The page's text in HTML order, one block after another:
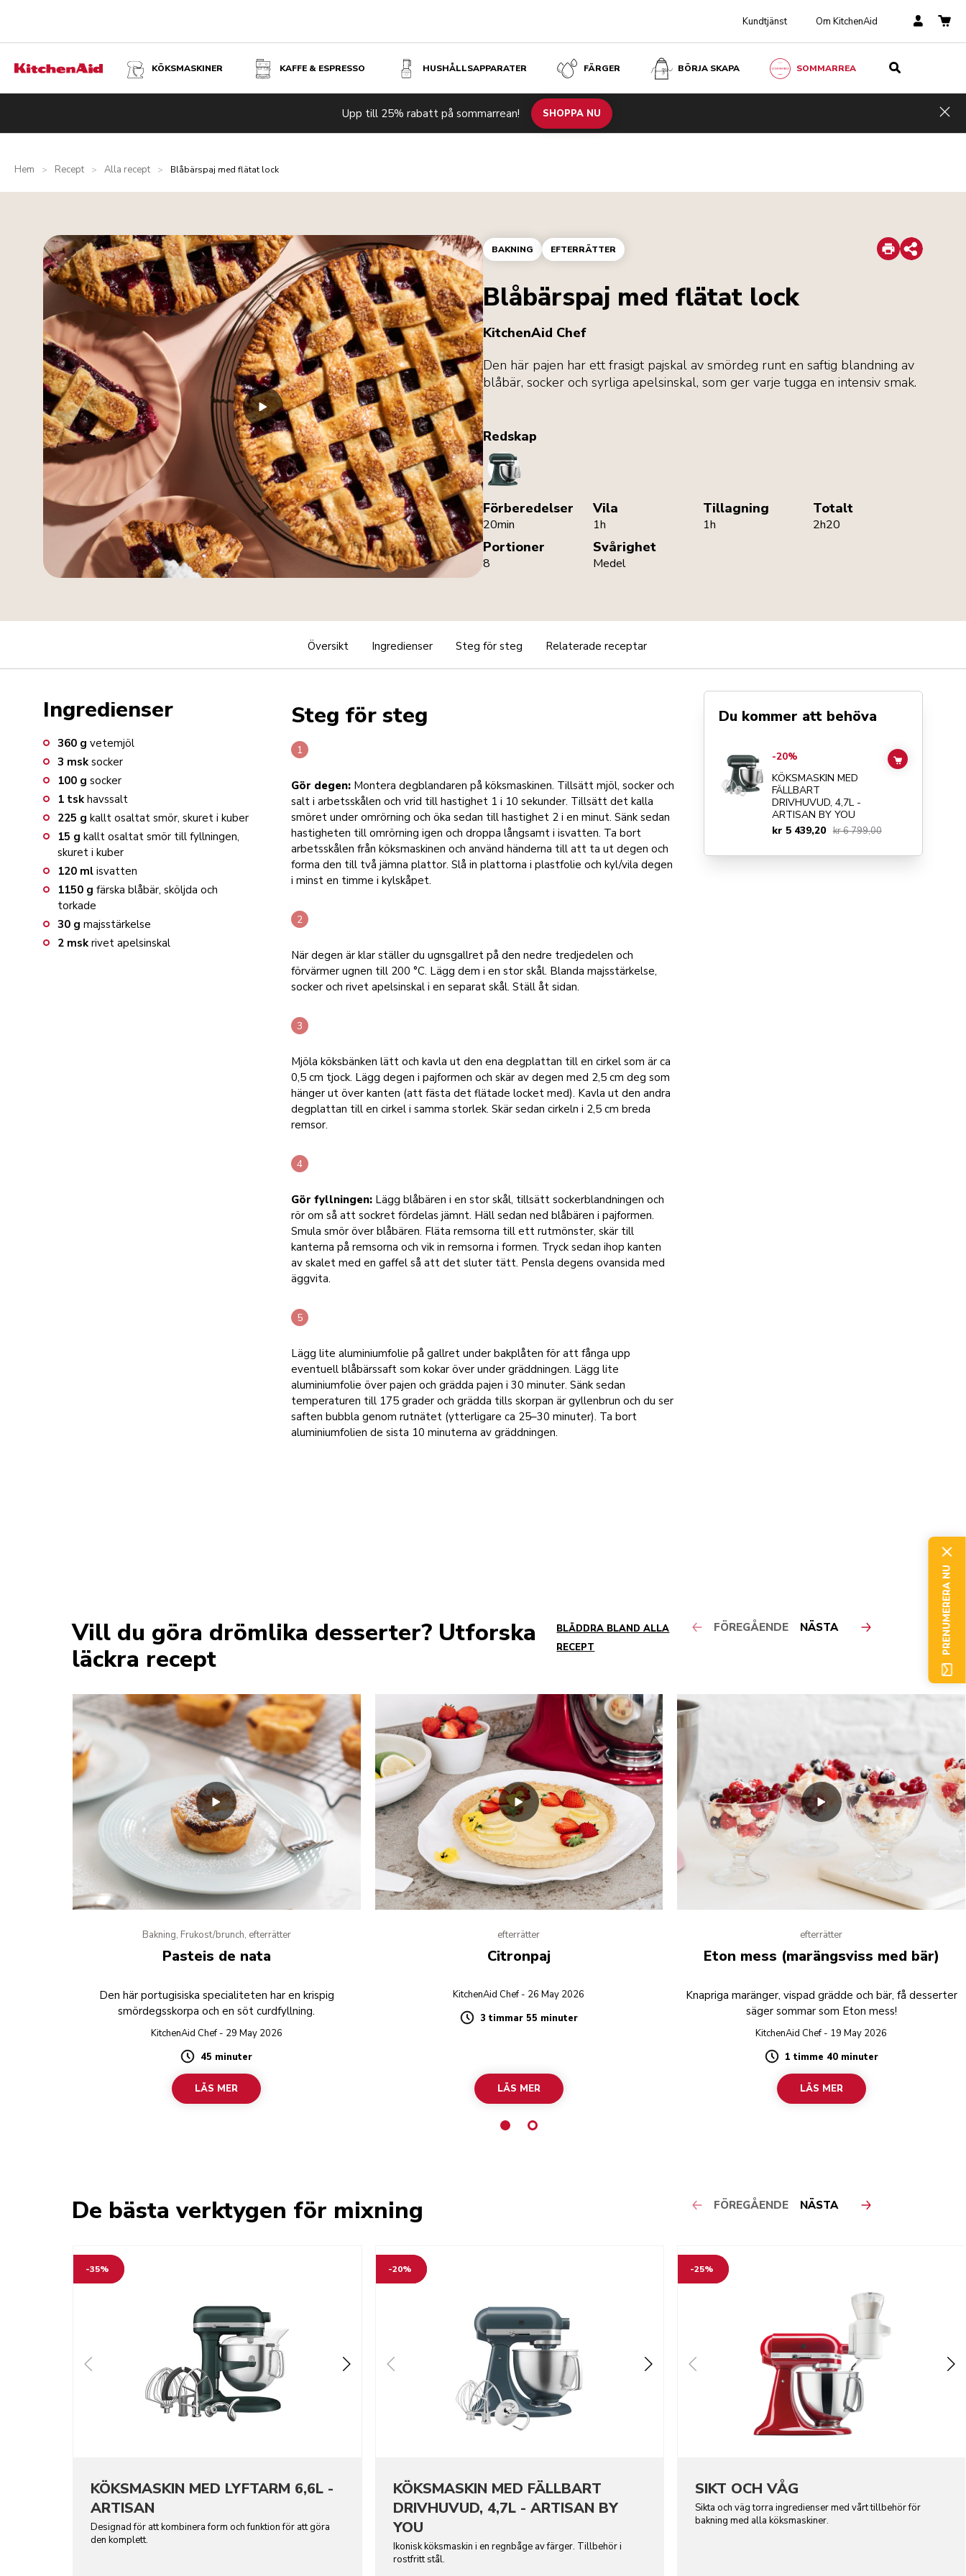
Kundtjänst Om KitchenAid
KÖKSMASKINER KAFFE & ESPRESSO HUSHÅLLSAPPARATER FÄRGER BÖRJA SKAPA SOMMARREA
Upp till 25% rabatt på sommarrean! SHOPPA NU
Hem > Recept > Alla recept > Blåbärspaj med flätat lock
BAKNING EFTERRÄTTER Print
Share
Blåbärspaj med flätat lock
KitchenAid Chef
Den här pajen har ett frasigt pajskal av smördeg runt en saftig blandning av
blåbär, socker och syrliga apelsinskal, som ger varje tugga en intensiv smak.
Redskap
StandMixer
Förberedelser
20min
Vila
1h
Tillagning
1h
Totalt
2h20
Portioner
8
Svårighet
Medel
Översikt Ingredienser Steg för steg Relaterade receptar
Ingredienser
360 g vetemjöl
3 msk socker
100 g socker
1 tsk havssalt
225 g kallt osaltat smör, skuret i kuber
15 g kallt osaltat smör till fyllningen,
skuret i kuber
120 ml isvatten
1150 g färska blåbär, sköljda och
torkade
30 g majsstärkelse
2 msk rivet apelsinskal
Steg för steg
Gör degen: Montera degblandaren på köksmaskinen. Tillsätt mjöl, socker och
salt i arbetsskålen och vrid till hastighet 1 i 10 sekunder. Tillsätt det kalla
smöret under omrörning och öka sedan till hastighet 2 i en minut. Sänk sedan
hastigheten till omrörning igen och droppa långsamt i isvatten. Ta bort
arbetsskålen från köksmaskinen och använd händerna till att ta ut degen och
forma den till två jämna plattor. Slå in plattorna i plastfolie och kyl/vila degen
i minst en timme i kylskåpet.
När degen är klar ställer du ugnsgallret på den nedre tredjedelen och
förvärmer ugnen till 200 °C. Lägg dem i en stor skål. Blanda majsstärkelse,
socker och rivet apelsinskal i en separat skål. Ställ åt sidan.
Mjöla köksbänken lätt och kavla ut den ena degplattan till en cirkel som är ca
0,5 cm tjock. Lägg degen i pajformen och skär av degen med 2,5 cm deg som
hänger ut över kanten (att fästa det flätade locket med). Kavla ut den andra
degplattan till en cirkel i samma storlek. Skär sedan cirkeln i 2,5 cm breda
remsor.
Gör fyllningen: Lägg blåbären i en stor skål, tillsätt sockerblandningen och
rör om så att sockret fördelas jämnt. Häll sedan ned blåbären i pajformen.
Smula smör över blåbären. Fläta remsorna till ett rutmönster, skär till
kanterna på remsorna och vik in remsorna i formen. Tryck sedan ihop kanten
av skalet med en gaffel så att det sluter tätt. Pensla degens ovansida med
äggvita.
Lägg lite aluminiumfolie på gallret under bakplåten för att fånga upp
eventuell blåbärssaft som kokar över under gräddningen. Lägg lite
aluminiumfolie över pajen och grädda pajen i 30 minuter. Sänk sedan
temperaturen till 175 grader och grädda tills skorpan är gyllenbrun och du ser
saften bubbla genom rutnätet (ytterligare ca 25–30 minuter). Ta bort
aluminiumfolien de sista 10 minuterna av gräddningen.
Du kommer att behöva
Go toKÖKSMASKIN MED FÄLLBART DRIVHUVUD, 4,7L -
-20%
KÖKSMASKIN MED
FÄLLBART
DRIVHUVUD, 4,7L -
ARTISAN BY YOU
kr 5 439,20 kr 6 799,00
ADD TO CART
Vill du göra drömlika desserter? Utforska
läckra recept
BLÄDDRA BLAND ALLA
RECEPT
FÖREGÅENDE NÄSTA
Bakning, Frukost/brunch, efterrätter
Pasteis de nata
Den här portugisiska specialiteten har en krispig
smördegsskorpa och en söt curdfyllning.
KitchenAid Chef - 29 May 2026
Duration
45 minuter
LÄS MER
efterrätter
Citronpaj
KitchenAid Chef - 26 May 2026
Duration
3 timmar 55 minuter
LÄS MER
efterrätter
Eton mess (marängsviss med bär)
Knapriga maränger, vispad grädde och bär, få desserter
säger sommar som Eton mess!
KitchenAid Chef - 19 May 2026
Duration
1 timme 40 minuter
LÄS MER
De bästa verktygen för mixning FÖREGÅENDE NÄSTA
-35%
KÖKSMASKIN MED LYFTARM 6,6L -
ARTISAN
Designad för att kombinera form och funktion för att göra
den komplett.
-20%
KÖKSMASKIN MED FÄLLBART
DRIVHUVUD, 4,7L - ARTISAN BY
YOU
Ikonisk köksmaskin i en regnbåge av färger. Tillbehör i
rostfritt stål.
-25%
SIKT OCH VÅG
Sikta och väg torra ingredienser med vårt tillbehör för
bakning med alla köksmaskiner.
PRENUMERERA NU